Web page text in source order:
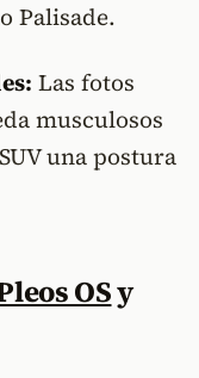
Palisade.
Las fotos
musculosos
una postura
OSy